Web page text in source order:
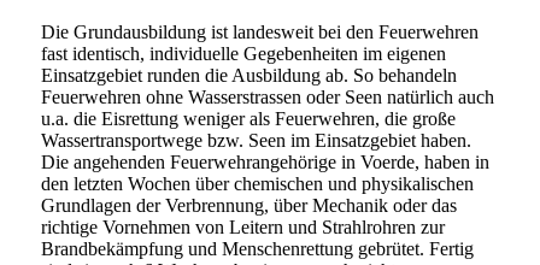
Die Grundausbildung ist landesweit bei den Feuerwehren
fast identisch, individuelle Gegebenheiten im eigenen
Einsatzgebiet runden die Ausbildung ab. So behandeln
Feuerwehren ohne Wasserstrassen oder Seen natürlich auch
u.a. die Eisrettung weniger als Feuerwehren, die große
Wassertransportwege bzw. Seen im Einsatzgebiet haben.
Die angehenden Feuerwehrangehörige in Voerde, haben in
den letzten Wochen über chemischen und physikalischen
Grundlagen der Verbrennung, über Mechanik oder das
richtige Vornehmen von Leitern und Strahlrohren zur
Brandbekämpfung und Menschenrettung gebrütet. Fertig